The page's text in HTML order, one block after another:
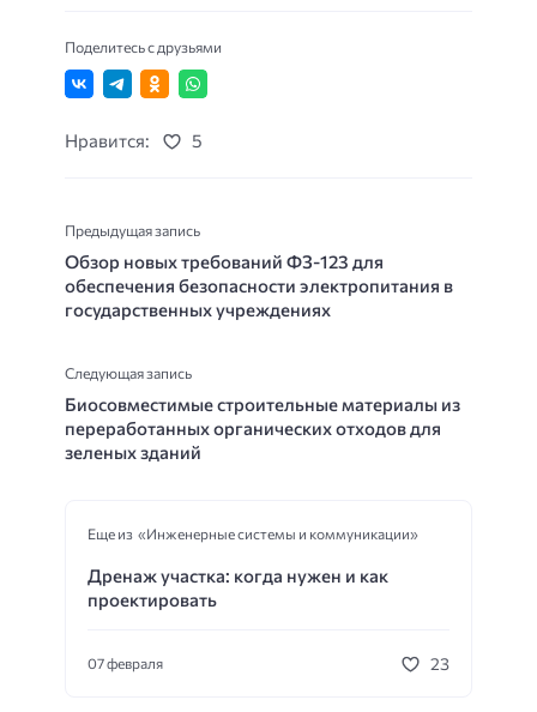
Поделитесь с друзьями
Нравится: 5
Предыдущая запись
Обзор новых требований ФЗ-123 для
обеспечения безопасности электропитания в
государственных учреждениях
Следующая запись
Биосовместимые строительные материалы из
переработанных органических отходов для
зеленых зданий
Еще из «Инженерные системы и коммуникации»
Дренаж участка: когда нужен и как
проектировать
07 февраля 23